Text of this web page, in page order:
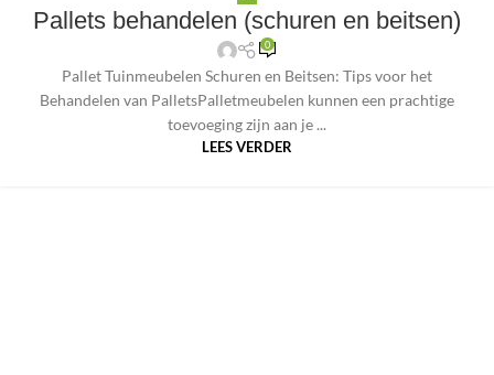
Pallets behandelen (schuren en beitsen)
0
Pallet Tuinmeubelen Schuren en Beitsen: Tips voor het
Behandelen van PalletsPalletmeubelen kunnen een prachtige
toevoeging zijn aan je ...
LEES VERDER